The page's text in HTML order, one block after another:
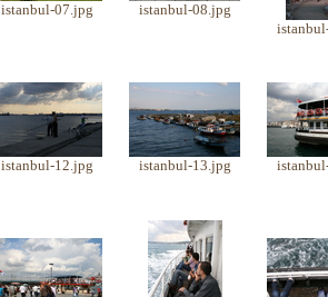
istanbul-07.jpg
istanbul-08.jpg
istanbul-12.jpg istanbul-13.jpg